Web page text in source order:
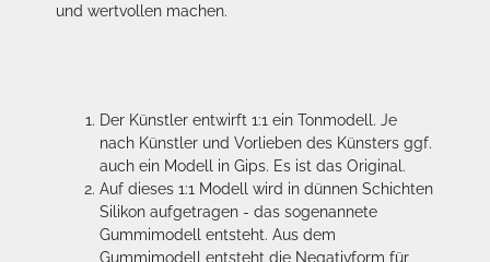
und wertvollen machen.
Der Künstler entwirft 1:1 ein Tonmodell. Je
nach Künstler und Vorlieben des Künsters ggf.
auch ein Modell in Gips. Es ist das Original.
Auf dieses 1:1 Modell wird in dünnen Schichten
Silikon aufgetragen - das sogenannete
Gummimodell entsteht. Aus dem
Gummimodell entsteht die Negativform für